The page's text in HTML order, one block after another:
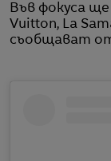
Във фокуса
Vuitton, La
съобщават